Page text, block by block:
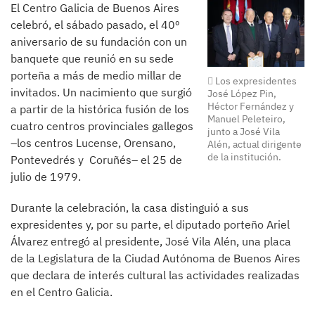
Los expresidentes
José López Pin,
Héctor Fernández y
Manuel Peleteiro,
junto a José Vila
Alén, actual dirigente
de la institución.
El Centro Galicia de Buenos Aires
celebró, el sábado pasado, el 40º
aniversario de su fundación con un
banquete que reunió en su sede
porteña a más de medio millar de
invitados. Un nacimiento que surgió
a partir de la histórica fusión de los
cuatro centros provinciales gallegos
–los centros Lucense, Orensano,
Pontevedrés y Coruñés– el 25 de
julio de 1979.
Durante la celebración, la casa distinguió a sus
expresidentes y, por su parte, el diputado porteño Ariel
Álvarez entregó al presidente, José Vila Alén, una placa
de la Legislatura de la Ciudad Autónoma de Buenos Aires
que declara de interés cultural las actividades realizadas
en el Centro Galicia.